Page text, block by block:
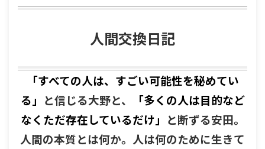
人間交換日記
「すべての人は、すごい可能性を秘めてい
る」 と信じる大野と、
「多くの人は目的など
なくただ存在しているだけ」 と断ずる安田。
人間の本質とは何か。人は何のために生きて